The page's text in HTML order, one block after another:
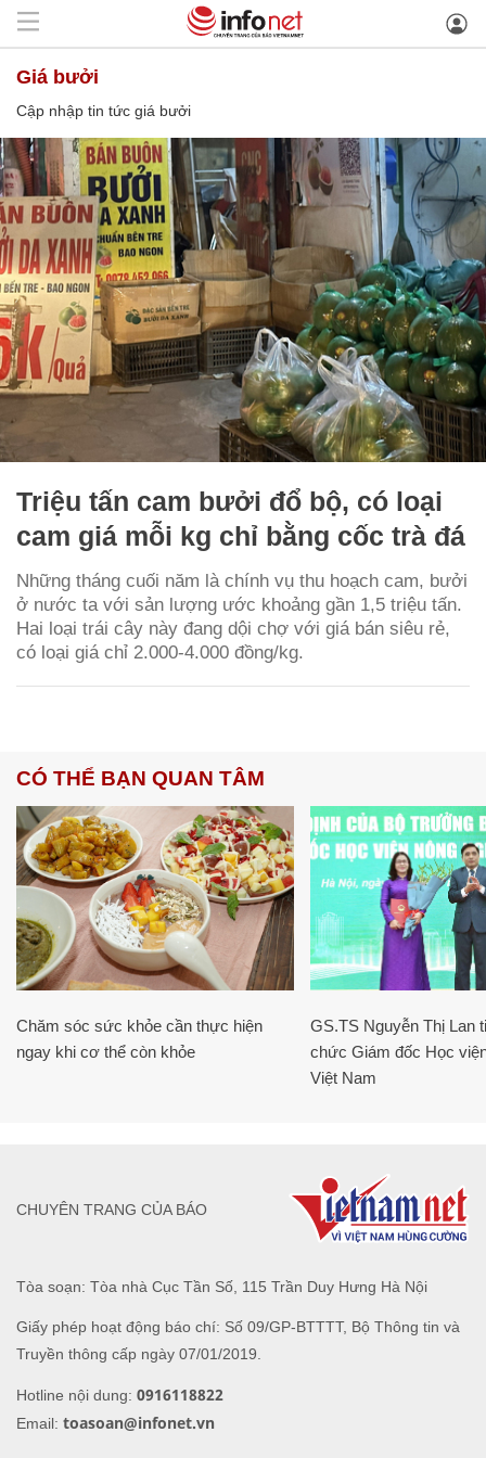
giá bưởi
Cập nhập tin tức giá bưởi
Triệu tấn cam bưởi đổ bộ, có loại
cam giá mỗi kg chỉ bằng cốc trà đá
Những tháng cuối năm là chính vụ thu hoạch cam, bưởi
ở nước ta với sản lượng ước khoảng gần 1,5 triệu tấn.
Hai loại trái cây này đang dội chợ với giá bán siêu rẻ,
có loại giá chỉ 2.000-4.000 đồng/kg.
CÓ THỂ BẠN QUAN TÂM
Chăm sóc sức khỏe cần thực hiện
ngay khi cơ thể còn khỏe
GS.TS Nguyễn Thị Lan
chức Giám đốc Học
Việt Nam
Tòa soạn: Tòa nhà Cục Tần Số, 115 Trần Duy Hưng Hà Nội
Giấy phép hoạt động báo chí: Số 09/GP-BTTTT, Bộ Thông tin và
Truyền thông cấp ngày 07/01/2019.
Hotline nội dung: 0916118822
Email: toasoan@infonet.vn
CHUYÊN TRANG CỦA BÁO